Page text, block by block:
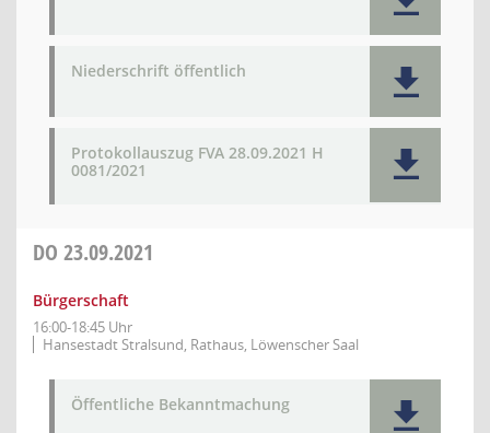
Niederschrift öffentlich
Protokollauszug FVA 28.09.2021 H
0081/2021
DO 23.09.2021
Bürgerschaft
16:00-18:45 Uhr
Hansestadt Stralsund, Rathaus, Löwenscher Saal
Öffentliche Bekanntmachung